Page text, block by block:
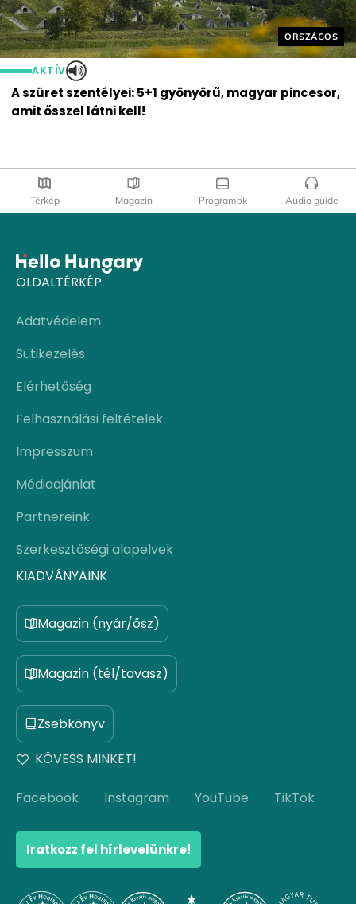
Helyszín
ORSZÁGOS
AKTÍV
A szüret szentélyei: 5+1 gyönyörű, magyar pincesor,
amit ősszel látni kell!
Térkép Magazin Programok Audio guide
OLDALTÉRKÉP
Adatvédelem
Sütikezelés
Elérhetőség
Felhasználási feltételek
Impresszum
Médiaajánlat
Partnereink
Szerkesztőségi alapelvek
KIADVÁNYAINK
Magazin (nyár/ősz)
Magazin (tél/tavasz)
Zsebkönyv
KÖVESS MINKET!
Facebook Instagram YouTube TikTok
Iratkozz fel hírlevelünkre!